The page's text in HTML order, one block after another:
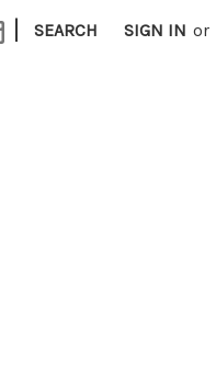
| SEARCH SIGN IN or